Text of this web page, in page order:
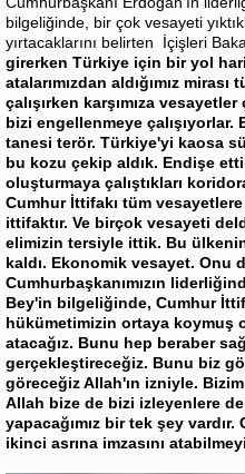
bilgeliğinde, bir çok vesayeti
yırtacaklarını belirten İçişleri
girerken Türkiye için bir yol
atalarımızdan aldığımız
çalışırken karşımıza
bizi engellenmeye
tanesi terör. Türkiye'yi kaosa
bu kozu çekip aldık. Endişe
oluşturmaya çalıştıkları
Cumhur İttifakı tüm
ittifaktır. Ve birçok vesayeti
elimizin tersiyle ittik. Bu
kaldı. Ekonomik vesayet. Onu
Cumhurbaşkanımızın
Bey'in bilgeliğinde, Cumhur
hükümetimizin ortaya koymuş
atacağız. Bunu hep beraber
gerçekleştireceğiz. Bunu biz
göreceğiz Allah'ın izniyle.
Allah bize de bizi izleyenlere
yapacağımız bir tek şey
ikinci asrına imzasını